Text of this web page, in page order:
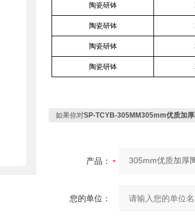
陶瓷研钵
陶瓷研钵
陶瓷研钵
陶瓷研钵
如果你对SP-TCYB-305MM305mm优质加
产品：
您的单位：